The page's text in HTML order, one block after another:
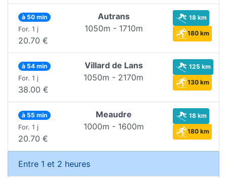
à 50 min
For. 1 j
20.70 €
Autrans
1050m - 1710m
18 km
180 km
à 54 min
For. 1 j
38.00 €
Villard de Lans
1050m - 2170m
125 km
130 km
à 55 min
For. 1 j
20.70 €
Meaudre
1000m - 1600m
18 km
180 km
Entre 1 et 2 heures